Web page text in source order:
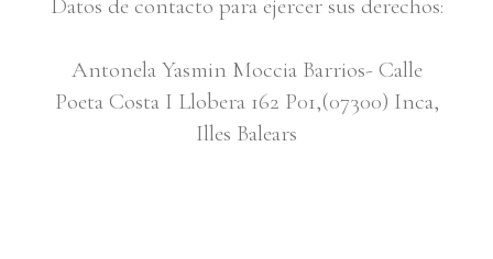
Datos de contacto para ejercer sus derechos:
Antonela Yasmin Moccia Barrios- Calle
Poeta Costa I Llobera 162 P01,(07300) Inca,
Illes Balears